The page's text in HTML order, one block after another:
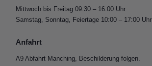
Mittwoch bis Freitag 09:30 – 16:00 Uhr
Samstag, Sonntag, Feiertage 10:00 – 17:00 Uhr
Anfahrt
A9 Abfahrt Manching, Beschilderung folgen.